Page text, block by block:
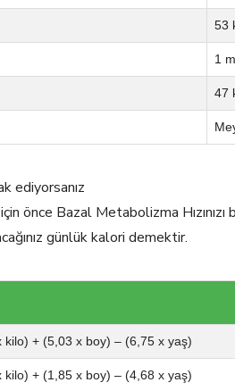
53
1
47
ediyorsanız
önce Bazal Metabolizma
günlük kalori demektir.
kilo) + (5,03 x boy) – (6,75 x yaş)
kilo) + (1,85 x boy) – (4,68 x yaş)